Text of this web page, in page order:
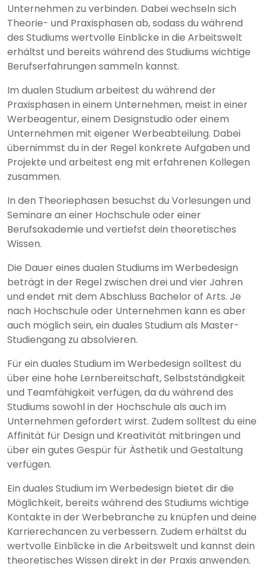
Unternehmen zu verbinden. Dabei wechseln sich
Theorie- und Praxisphasen ab, sodass du während
des Studiums wertvolle Einblicke in die Arbeitswelt
erhältst und bereits während des Studiums wichtige
Berufserfahrungen sammeln kannst.
Im dualen Studium arbeitest du während der
Praxisphasen in einem Unternehmen, meist in einer
Werbeagentur, einem Designstudio oder einem
Unternehmen mit eigener Werbeabteilung. Dabei
übernimmst du in der Regel konkrete Aufgaben und
Projekte und arbeitest eng mit erfahrenen Kollegen
zusammen.
In den Theoriephasen besuchst du Vorlesungen und
Seminare an einer Hochschule oder einer
Berufsakademie und vertiefst dein theoretisches
Wissen.
Die Dauer eines dualen Studiums im Werbedesign
beträgt in der Regel zwischen drei und vier Jahren
und endet mit dem Abschluss Bachelor of Arts. Je
nach Hochschule oder Unternehmen kann es aber
auch möglich sein, ein duales Studium als Master-
Studiengang zu absolvieren.
Für ein duales Studium im Werbedesign solltest du
über eine hohe Lernbereitschaft, Selbstständigkeit
und Teamfähigkeit verfügen, da du während des
Studiums sowohl in der Hochschule als auch im
Unternehmen gefordert wirst. Zudem solltest du eine
Affinität für Design und Kreativität mitbringen und
über ein gutes Gespür für Ästhetik und Gestaltung
verfügen.
Ein duales Studium im Werbedesign bietet dir die
Möglichkeit, bereits während des Studiums wichtige
Kontakte in der Werbebranche zu knüpfen und deine
Karrierechancen zu verbessern. Zudem erhältst du
wertvolle Einblicke in die Arbeitswelt und kannst dein
theoretisches Wissen direkt in der Praxis anwenden.